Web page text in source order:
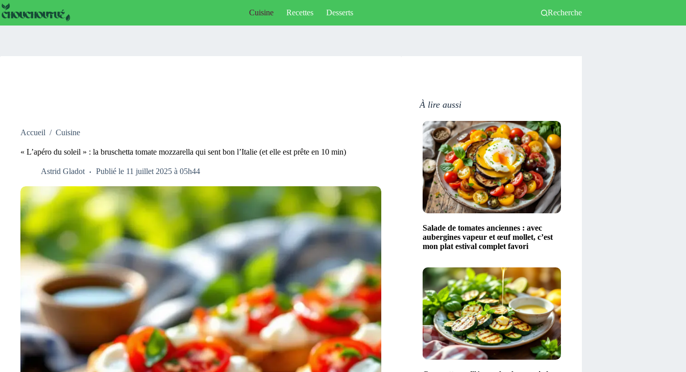
Passer
au
Cuisine Recettes Desserts Recherche
Accueil / Cuisine
« L’apéro du soleil » : la bruschetta tomate mozzarella qui sent bon l’Italie (et elle est prête en 10 min)
Astrid Gladot Publié le 11 juillet 2025 à 05h44
À lire aussi
Salade de tomates anciennes : avec
aubergines vapeur et œuf mollet, c’est
mon plat estival complet favori